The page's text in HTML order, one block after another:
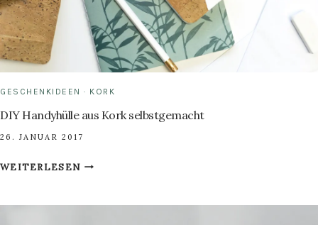
GESCHENKIDEEN · KORK
DIY Handyhülle aus Kork selbstgemacht
26. JANUAR 2017
WEITERLESENDIY